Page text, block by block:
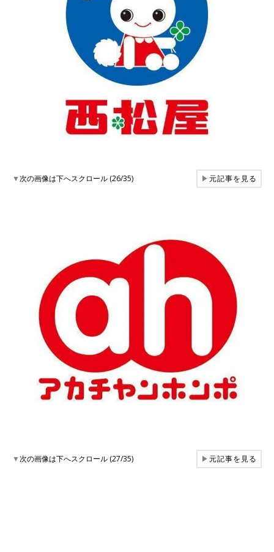
▼次の画像は下へスクロール (26/35) ▶元記事を見る
▼次の画像は下へスクロール (27/35) ▶元記事を見る